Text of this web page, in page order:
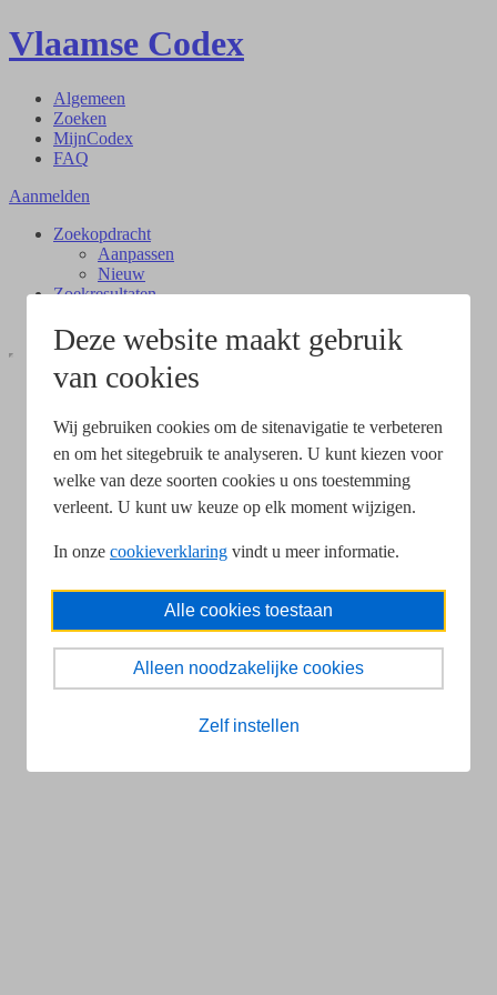
Deze website maakt gebruik
van cookies
Wij gebruiken cookies om de sitenavigatie te verbeteren
en om het sitegebruik te analyseren. U kunt kiezen voor
welke van deze soorten cookies u ons toestemming
verleent. U kunt uw keuze op elk moment wijzigen.
In onze cookieverklaring vindt u meer informatie.
Alle cookies toestaan
Alleen noodzakelijke cookies
Zelf instellen
Vlaamse Codex
Algemeen
Zoeken
MijnCodex
FAQ
Aanmelden
Zoekopdracht
Aanpassen
Nieuw
Zoekresultaten